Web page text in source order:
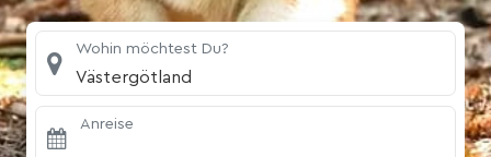
Wohin möchtest Du?
Västergötland
Anreise